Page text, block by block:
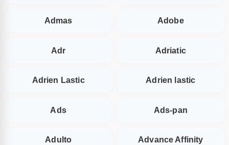
Admas Adobe
Adr Adriatic
Adrien Lastic Adrien lastic
Ads Ads-pan
Adulto Advance Affinity